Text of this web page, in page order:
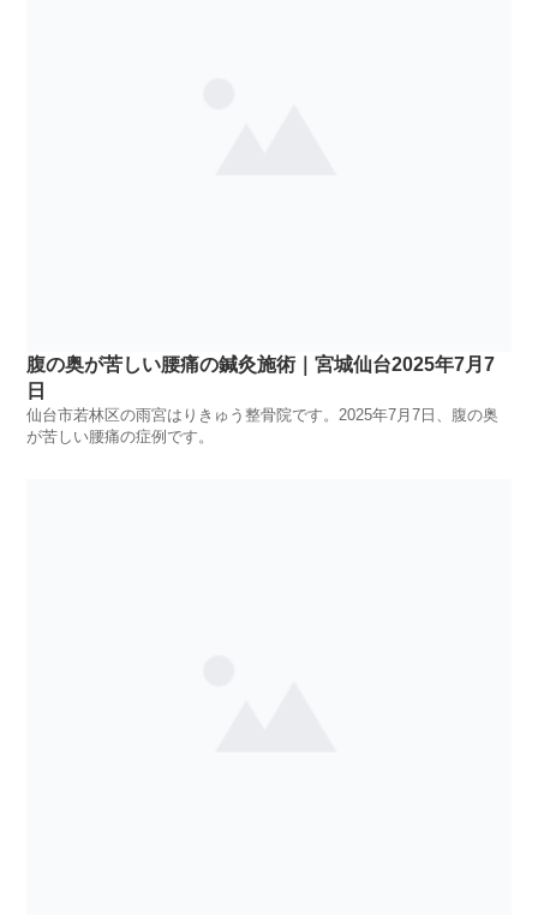
腹の奥が苦しい腰痛の鍼灸施術｜宮城仙台2025年7月7
日
仙台市若林区の雨宮はりきゅう整骨院です。2025年7月7日、腹の奥
が苦しい腰痛の症例です。